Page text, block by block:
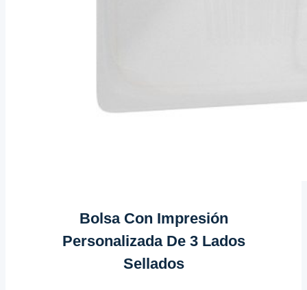
Bolsa Con Impresión
Personalizada De 3 Lados
Sellados